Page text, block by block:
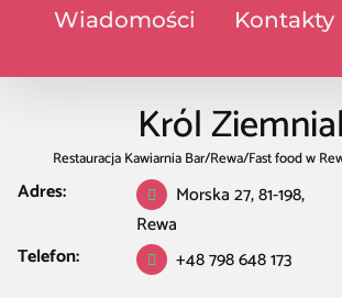
Wiadomości Kontakty
Król
Restauracja Kawiarnia Bar/Rewa/Fast food w
Adres:
Morska 27, 81-198,
Rewa
Telefon:
+48 798 648 173